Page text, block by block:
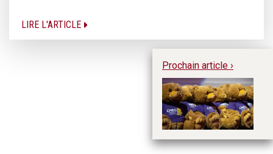
LIRE L'ARTICLE
Prochain article ›